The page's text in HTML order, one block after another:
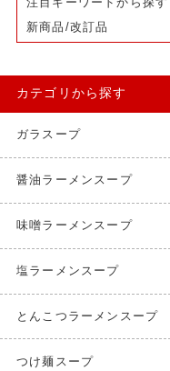
新商品/改訂品
カテゴリから探す
ガラスープ
醤油ラーメンスープ
味噌ラーメンスープ
塩ラーメンスープ
とんこつラーメンスープ
つけ麺スープ